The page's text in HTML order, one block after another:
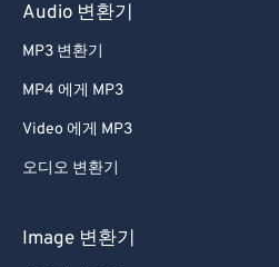
Audio 변환기
MP3 변환기
MP4 에게 MP3
Video 에게 MP3
오디오 변환기
Image 변환기